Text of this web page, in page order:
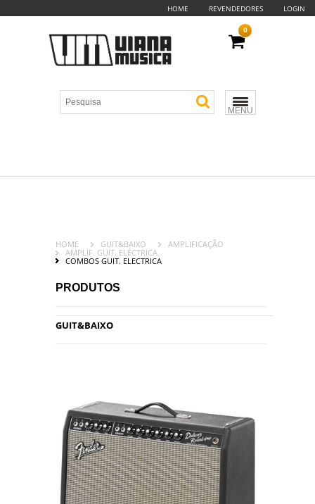
HOME REVENDEDORES LOGIN
MENU
0
HOME GUIT&BAIXO
AMPLIFICAÇÃO
AMPLIF. GUIT. ELÉCTRICA
COMBOS GUIT. ELECTRICA
PRODUTOS
GUIT&BAIXO